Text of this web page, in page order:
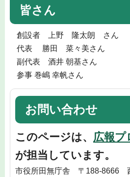
皆さん
創設者 上野 隆太朗 さん
代表 勝田 菜々美さん
副代表 酒井 朝基さん
参事 巻嶋 幸帆さん
お問い合わせ
このページは、 広報プ
が担当しています。
市役所田無庁舎 〒188-8666